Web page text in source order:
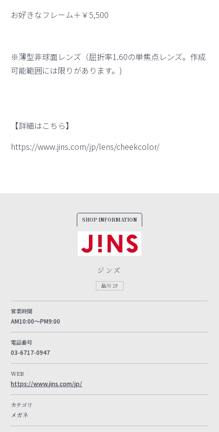
お好きなフレーム＋￥5,500
※薄型非球面レンズ（屈折率1.60の単焦点レンズ。作成
可能範囲には限りがあります。)
【詳細はこちら】
https://www.jins.com/jp/lens/cheekcolor/
SHOP INFORMATION
ジンズ
品川 2F
営業時間
AM10:00～PM9:00
電話番号
03-6717-0947
WEB
https://www.jins.com/jp/
カテゴリ
メガネ